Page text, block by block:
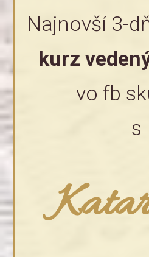
Najnovší 3-
kurz
vo fb
s